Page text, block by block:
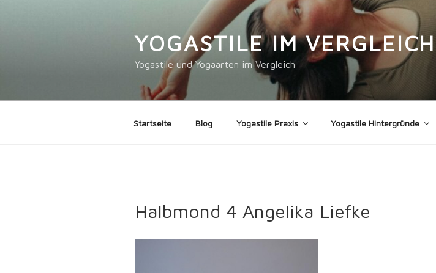
YOGASTILE IM VERGLEICH
Yogastile und Yogaarten im Vergleich
Startseite Blog Yogastile Praxis Yogastile Hintergründe
Halbmond 4 Angelika Liefke